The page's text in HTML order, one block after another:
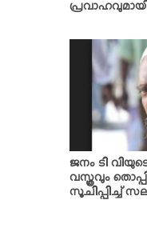
ജനം ടി
വസ്ത്രവും
സൂചിപ്പിച്ച്